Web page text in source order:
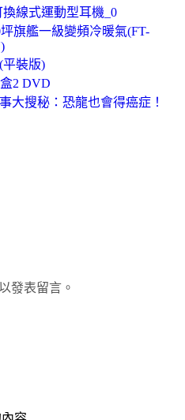
換線式運動型耳機_0
旗艦一級變頻冷暖氣(FT-
平裝版)
2 DVD
大搜秘：恐龍也會得癌症！
發表留言。